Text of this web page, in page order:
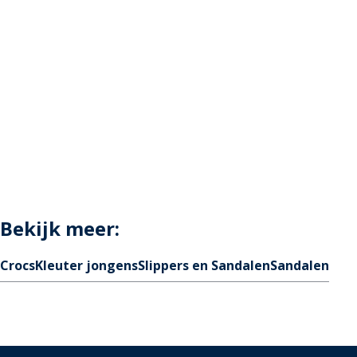
Bekijk meer:
CrocsKleuter jongensSlippers en SandalenSandalen